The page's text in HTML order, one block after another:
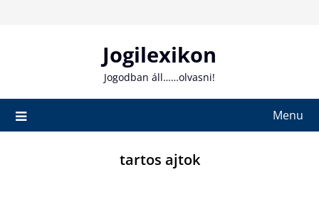
Jogilexikon
Jogodban áll……olvasni!
Menu
tartos ajtok